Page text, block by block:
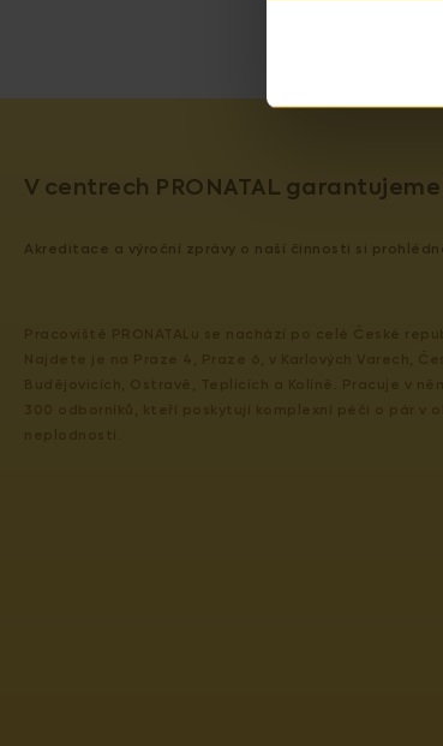
V centrech PRONATAL
Akreditace a výroční zprávy o naší činnosti si